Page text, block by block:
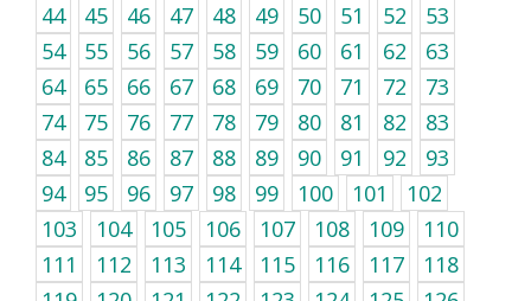
44
45 46 47 48 49 50 51 52
53
54
55 56 57 58 59 60 61 62
63
64
65 66 67 68 69 70 71 72
73
74
75 76 77 78 79 80 81 82
83
84
85 86 87 88 89 90 91 92
93
94
95 96 97 98 99 100 101
102
103
104 105 106 107 108 109
110
111
112 113 114 115 116 117
118